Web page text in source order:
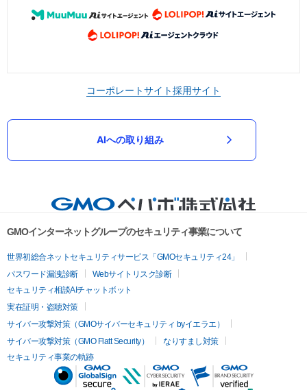
コーポレートサイト採用サイト
AIへの取り組み
GMOインターネットグループのセキュリティ事業について
世界初総合ネットセキュリティサービス「GMOセキュリティ24」
パスワード漏洩診断
Webサイトリスク診断
セキュリティ相談AIチャットボット
実在証明・盗聴対策
サイバー攻撃対策（GMOサイバーセキュリティ byイエラエ）
サイバー攻撃対策（GMO Flatt Security）
なりすまし対策
セキュリティ事業の軌跡